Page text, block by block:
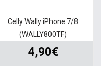
Celly Wally iPhone 7/8
(WALLY800TF)
4,90€